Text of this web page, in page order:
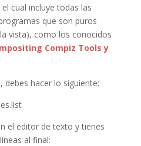
el cual incluye todas las
que son puros
vista), como los conocidos
Compiz Tools y
debes hacer lo siguiente:
el editor de texto y tienes
al final: